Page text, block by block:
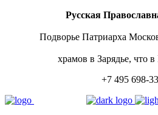
Русская
Подворье Патриарха
храмов в Зарядье, что
+7 495 698-